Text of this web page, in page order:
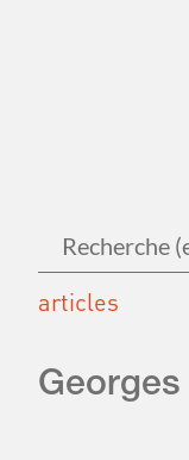
articles
Georges